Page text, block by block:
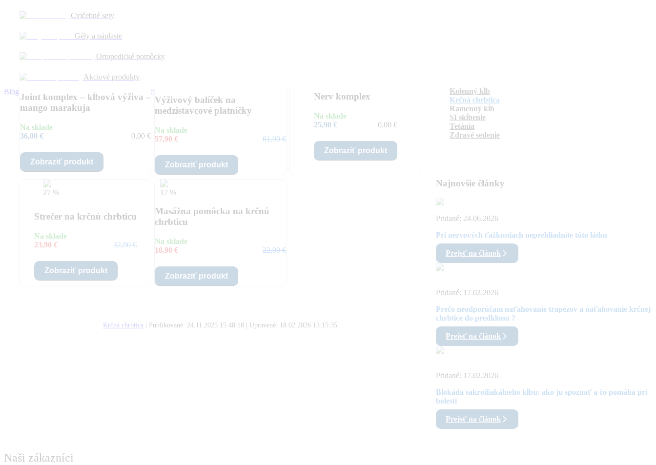
Cvičebné sety
Gély a náplaste
Ortopedické pomôcky
Akciové produkty
Blog Kontakt Moje Online kurzy ROZHÝB TO centrá
Kolenný kĺb
Krčná chrbtica
Ramenný kĺb
SI skĺbenie
Tetánia
Zdravé sedenie
Najnovšie články
Pridané: 24.06.2026
Pri nervových ťažkostiach neprehliadnite túto látku
Prejsť na článok
Pridané: 17.02.2026
Prečo neodporúčam naťahovanie trapézov a naťahovanie krčnej
chrbtice do predklonu ?
Prejsť na článok
Pridané: 17.02.2026
Blokáda sakroiliakálneho kĺbu: ako ju spoznať a čo pomáha pri
bolesti
Prejsť na článok
Poškodenie platničky C5–C6: prečo bolí krk a ruka a čo s tým?
Najpredávanejší produkt
Joint komplex – kĺbová výživa –
mango marakuja
Na sklade
36,00 €
0,00 €
Zobraziť produkt
Výživový balíček na
medzistavcové platničky
Na sklade
57,90 €
61,90 €
Zobraziť produkt
Nerv komplex
Na sklade
25,90 €
0,00 €
Zobraziť produkt
27 %
Strečer na krčnú chrbticu
Na sklade
23,90 €
32,90 €
Zobraziť produkt
17 %
Masážna pomôcka na krčnú
chrbticu
Na sklade
18,90 €
22,90 €
Zobraziť produkt
Krčná chrbtica| Publikované: 24.11.2025 15:48:18 | Upravené: 18.02.2026 13:15:35
Naši zákazníci